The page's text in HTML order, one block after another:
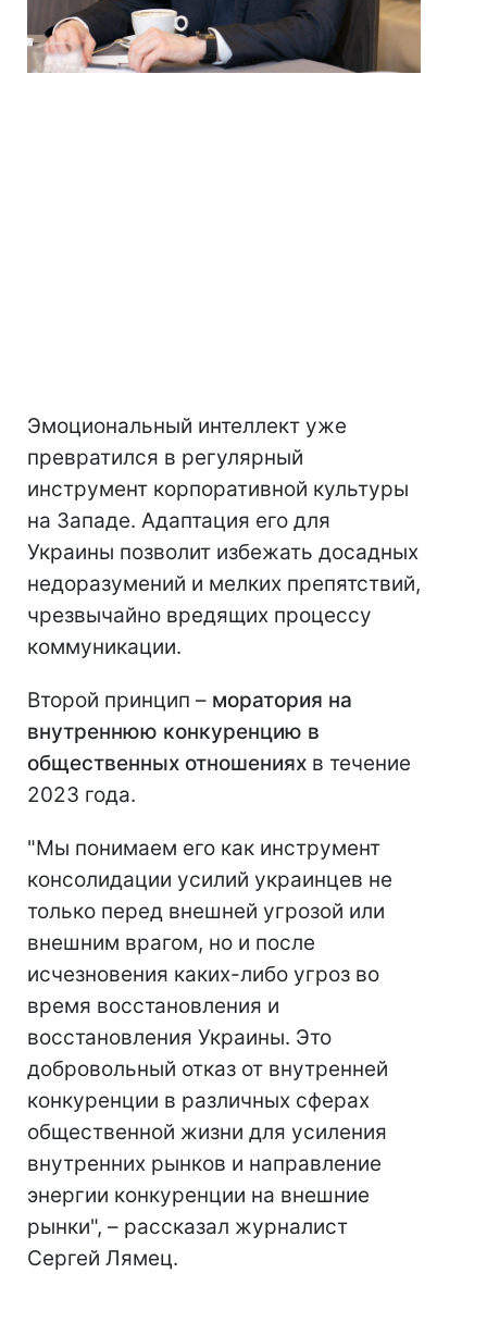
Эмоциональный интеллект уже
превратился в регулярный
инструмент корпоративной культуры
на Западе. Адаптация его для
Украины позволит избежать досадных
недоразумений и мелких препятствий,
чрезвычайно вредящих процессу
коммуникации.
Второй принцип – моратория на
внутреннюю конкуренцию в
общественных отношениях в течение
2023 года.
"Мы понимаем его как инструмент
консолидации усилий украинцев не
только перед внешней угрозой или
внешним врагом, но и после
исчезновения каких-либо угроз во
время восстановления и
восстановления Украины. Это
добровольный отказ от внутренней
конкуренции в различных сферах
общественной жизни для усиления
внутренних рынков и направление
энергии конкуренции на внешние
рынки", – рассказал журналист
Сергей Лямец.